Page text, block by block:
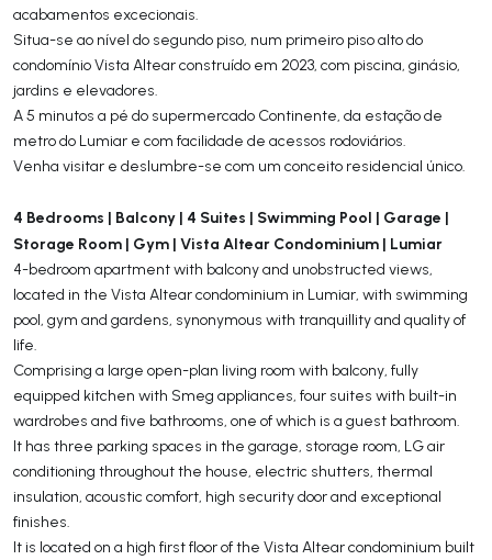
acabamentos excecionais.
Situa-se ao nível do segundo piso, num primeiro piso alto do
condomínio Vista Altear construído em 2023, com piscina, ginásio,
jardins e elevadores.
A 5 minutos a pé do supermercado Continente, da estação de
metro do Lumiar e com facilidade de acessos rodoviários.
Venha visitar e deslumbre-se com um conceito residencial único.
4 Bedrooms | Balcony | 4 Suites | Swimming Pool | Garage |
Storage Room | Gym | Vista Altear Condominium | Lumiar
4-bedroom apartment with balcony and unobstructed views,
located in the Vista Altear condominium in Lumiar, with swimming
pool, gym and gardens, synonymous with tranquillity and quality of
life.
Comprising a large open-plan living room with balcony, fully
equipped kitchen with Smeg appliances, four suites with built-in
wardrobes and five bathrooms, one of which is a guest bathroom.
It has three parking spaces in the garage, storage room, LG air
conditioning throughout the house, electric shutters, thermal
insulation, acoustic comfort, high security door and exceptional
finishes.
It is located on a high first floor of the Vista Altear condominium built